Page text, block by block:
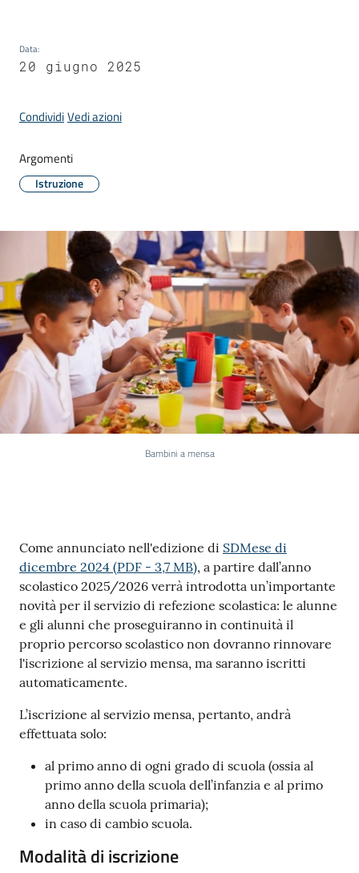
gli
argomenti
Seguici
Data:
20 giugno 2025
CondividiVedi azioni
Argomenti
Istruzione
Bambini a mensa
Contenuto
Come annunciato nell'edizione di SDMese di
dicembre 2024 (PDF - 3,7 MB), a partire dall’anno
scolastico 2025/2026 verrà introdotta un’importante
novità per il servizio di refezione scolastica: le alunne
e gli alunni che proseguiranno in continuità il
proprio percorso scolastico non dovranno rinnovare
l'iscrizione al servizio mensa, ma saranno iscritti
automaticamente.
L’iscrizione al servizio mensa, pertanto, andrà
effettuata solo:
al primo anno di ogni grado di scuola (ossia al
primo anno della scuola dell’infanzia e al primo
anno della scuola primaria);
in caso di cambio scuola.
Modalità di iscrizione